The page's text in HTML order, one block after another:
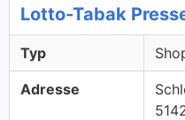
Lotto-Tabak
Typ
Adresse